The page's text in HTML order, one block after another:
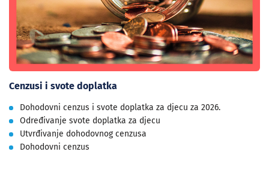
Cenzusi i svote doplatka
Dohodovni cenzus i svote doplatka za djecu za 2026.
Određivanje svote doplatka za djecu
Utvrđivanje dohodovnog cenzusa
Dohodovni cenzus